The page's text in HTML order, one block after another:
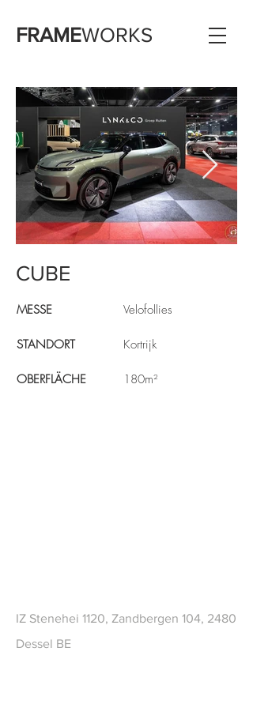
FRAMEWORKS
CUBE
MESSE
STANDORT
OBERFLÄCHE
Velofollies
Kortrijk
180m²
IZ Stenehei 1120, Zandbergen 104, 2480
Dessel BE